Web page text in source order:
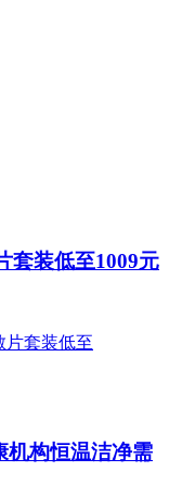
套装低至1009元
机构恒温洁净需